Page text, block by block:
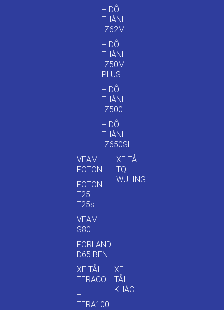
+ ĐÔ
THÀNH
IZ62M
+ ĐÔ
THÀNH
IZ50M
PLUS
+ ĐÔ
THÀNH
IZ500
+ ĐÔ
THÀNH
IZ650SL
VEAM –
FOTON
FOTON
T25 –
T25s
VEAM
S80
FORLAND
D65 BEN
XE TẢI
TQ
WULING
XE TẢI
TERACO
+
TERA100
XE
TẢI
KHÁC